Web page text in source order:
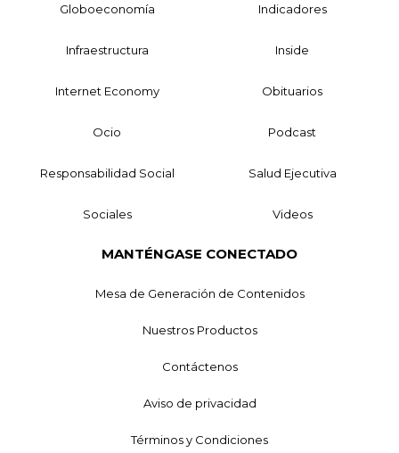
Globoeconomía Indicadores
Infraestructura Inside
Internet Economy Obituarios
Ocio Podcast
Responsabilidad Social Salud Ejecutiva
Sociales Videos
MANTÉNGASE CONECTADO
Mesa de Generación de Contenidos
Nuestros Productos
Contáctenos
Aviso de privacidad
Términos y Condiciones